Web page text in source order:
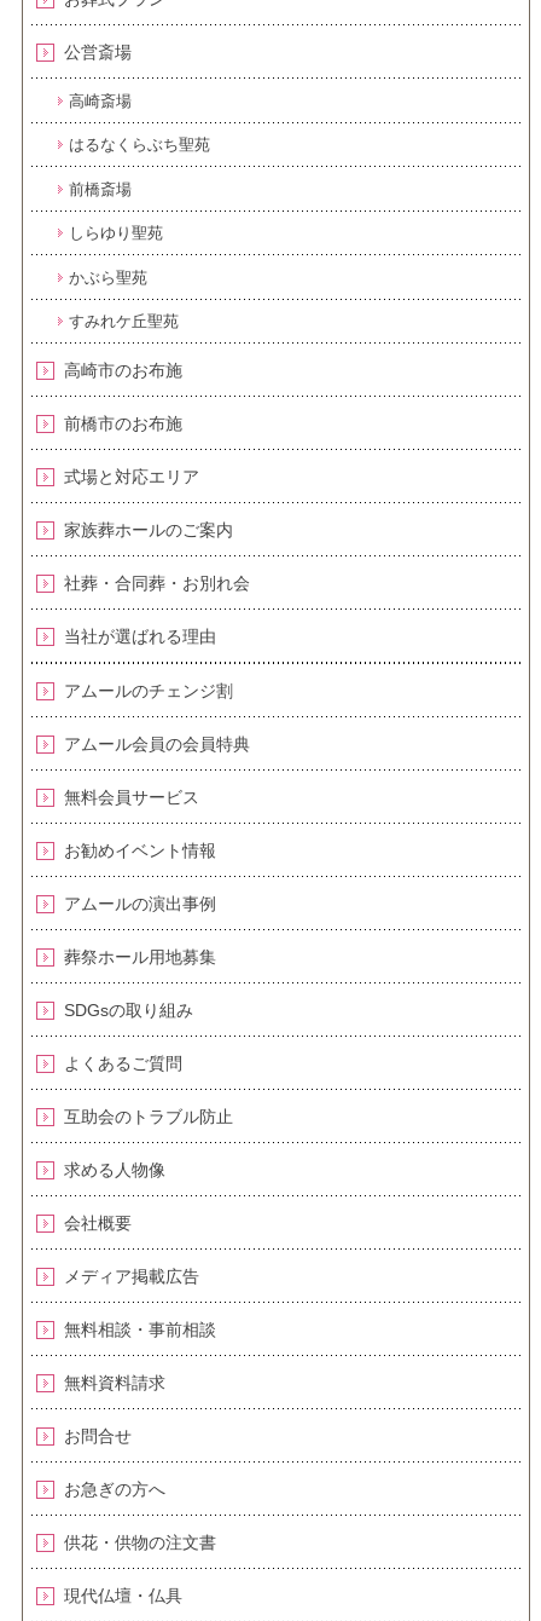
公営斎場
高崎斎場
はるなくらぶち聖苑
前橋斎場
しらゆり聖苑
かぶら聖苑
すみれケ丘聖苑
高崎市のお布施
前橋市のお布施
式場と対応エリア
家族葬ホールのご案内
社葬・合同葬・お別れ会
当社が選ばれる理由
アムールのチェンジ割
アムール会員の会員特典
無料会員サービス
お勧めイベント情報
アムールの演出事例
葬祭ホール用地募集
SDGsの取り組み
よくあるご質問
互助会のトラブル防止
求める人物像
会社概要
メディア掲載広告
無料相談・事前相談
無料資料請求
お問合せ
お急ぎの方へ
供花・供物の注文書
現代仏壇・仏具